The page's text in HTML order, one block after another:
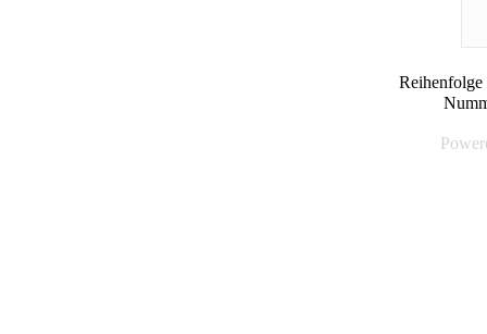
Reihenfolge